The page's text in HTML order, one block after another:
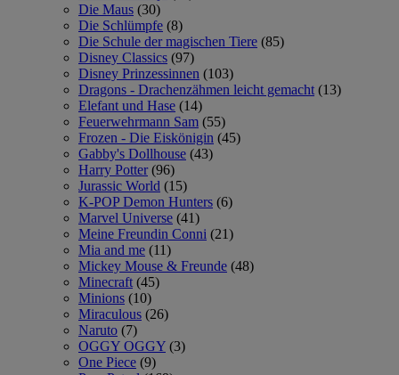
Die Maus (30)
Die Schlümpfe (8)
Die Schule der magischen Tiere (85)
Disney Classics (97)
Disney Prinzessinnen (103)
Dragons - Drachenzähmen leicht gemacht (13)
Elefant und Hase (14)
Feuerwehrmann Sam (55)
Frozen - Die Eiskönigin (45)
Gabby's Dollhouse (43)
Harry Potter (96)
Jurassic World (15)
K-POP Demon Hunters (6)
Marvel Universe (41)
Meine Freundin Conni (21)
Mia and me (11)
Mickey Mouse & Freunde (48)
Minecraft (45)
Minions (10)
Miraculous (26)
Naruto (7)
OGGY OGGY (3)
One Piece (9)